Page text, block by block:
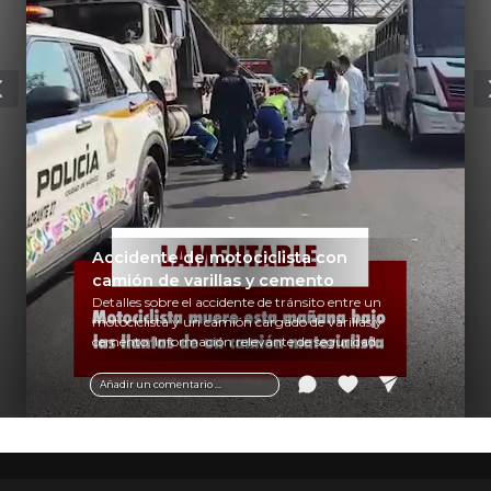
Añadir un comentario ...
Accidente de motociclista con
camión de varillas y cemento
Detalles sobre el accidente de tránsito entre un
motociclista y un camión cargado de varillas y
cemento. Información relevante de seguridad
vial y recomendaciones para motociclistas.